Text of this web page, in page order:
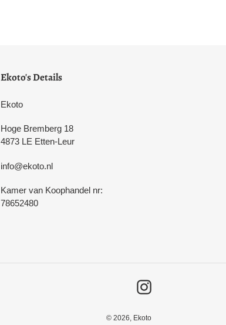
Ekoto's Details
Ekoto
Hoge Bremberg 18
4873 LE Etten-Leur
info@ekoto.nl
Kamer van Koophandel nr:
78652480
Instagram
© 2026, Ekoto